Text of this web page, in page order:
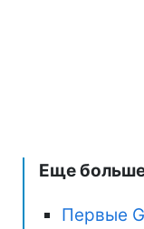
Еще
Первые